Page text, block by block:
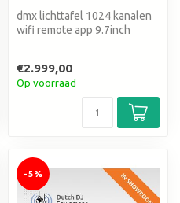
dmx lichttafel 1024 kanalen
wifi remote app 9.7inch
€2.999,00
Op voorraad
-5%